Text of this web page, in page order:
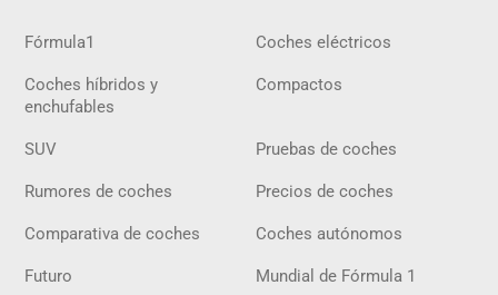
Fórmula1 Coches eléctricos
Coches híbridos y
enchufables
Compactos
SUV Pruebas de coches
Rumores de coches Precios de coches
Comparativa de coches Coches autónomos
Futuro Mundial de Fórmula 1